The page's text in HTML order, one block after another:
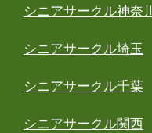
シニアサークル神奈川
シニアサークル埼玉
シニアサークル千葉
シニアサークル関西